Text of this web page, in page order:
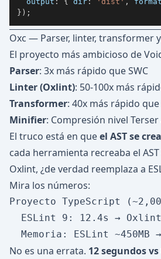
} ) ;
Oxc — Parser, linter, transformer
El proyecto más ambicioso de
Parser: 3x más rápido que SWC
Linter (Oxlint): 50-100x más
Transformer: 40x más rápido que
Minifier: Compresión nivel
El truco está en queel AST se
cada herramienta recreaba el
Oxlint, ¿de verdad reemplaza a
Mira los números:
Proyecto TypeScript
ESLint 9: 12.4s →
No es una errata. 12 segundos